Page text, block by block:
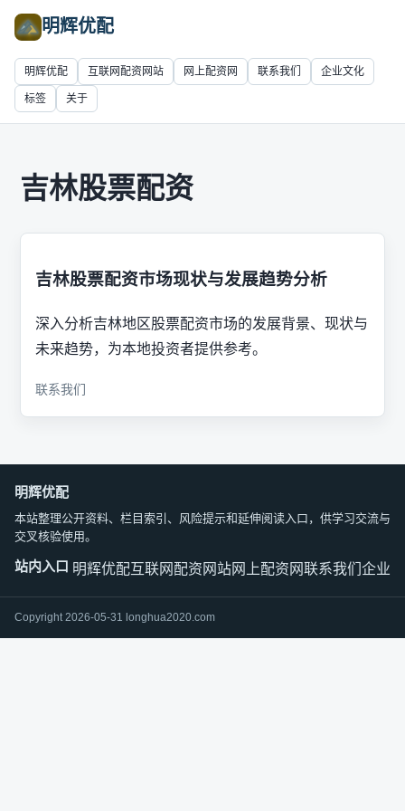
明辉优配
明辉优配 互联网配资网站 网上配资网 联系我们 企业文化
标签 关于
吉林股票配资
吉林股票配资市场现状与发展趋势分析
深入分析吉林地区股票配资市场的发展背景、现状与
未来趋势，为本地投资者提供参考。
联系我们
明辉优配
本站整理公开资料、栏目索引、风险提示和延伸阅读入口，供学习交流与
交叉核验使用。
站内入口 明辉优配互联网配资网站网上配资网联系我们 企业
Copyright 2026-05-31 longhua2020.com